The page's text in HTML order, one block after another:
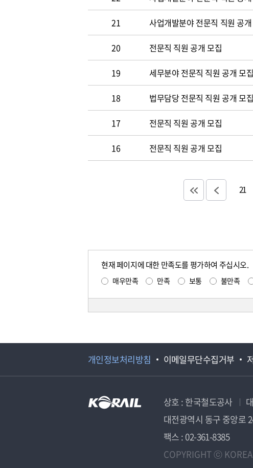
21 사업개발분야 전문직 직원 공
20 전문직 직원 공개 모집
19 세무분야 전문직 직원 공개 모집
18 법무담당 전문직 직원 공개 모집
17 전문직 직원 공개 모집
16 전문직 직원 공개 모집
21
현재 페이지에 대한 만족도를 평가하여 주십시오.
매우만족 만족 보통 불만족
개인정보처리방침 이메일무단수집거부
상호 : 한국철도공사
대전광역시 동구 중앙로
팩스 : 02-361-8385
COPYRIGHT ⓒ